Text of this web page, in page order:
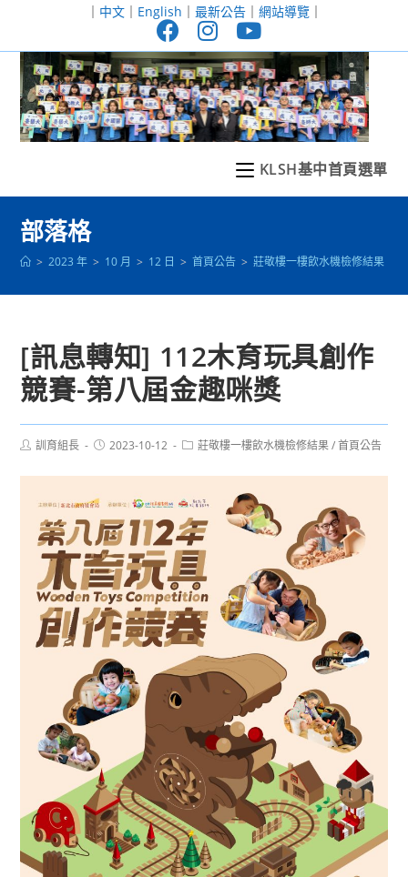
至
｜ 中文｜ English ｜ 最新公告｜ 網站導覽｜
KLSH基中首頁選單
部落格
> 2023 年 > 10 月 > 12 日 > 首頁公告 > 莊敬樓一樓飲水機檢修結果
[訊息轉知] 112木育玩具創作
競賽-第八屆金趣咪獎
Post訓育組長
Post2023-10-12
Post莊敬樓一樓飲水機檢修結果 / 首頁公告